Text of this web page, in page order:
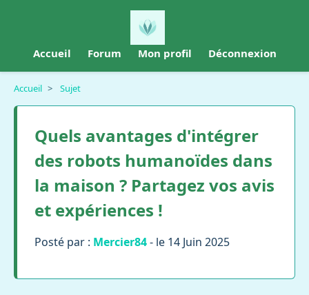
Accueil Forum Mon profil Déconnexion
Accueil > Sujet
Quels avantages d'intégrer
des robots humanoïdes dans
la maison ? Partagez vos avis
et expériences !
Posté par : Mercier84- le 14 Juin 2025